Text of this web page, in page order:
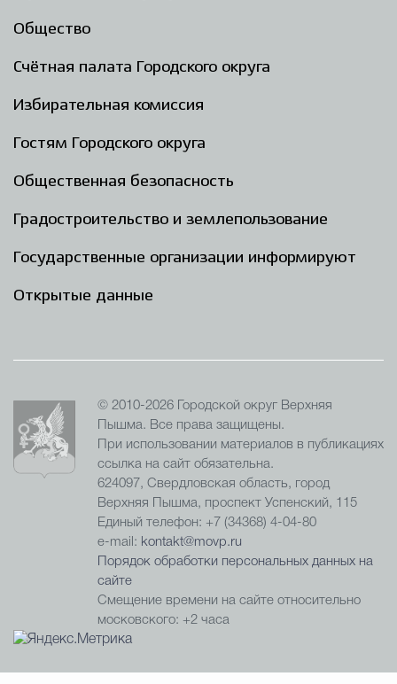
Общество
Счётная палата Городского округа
Избирательная комиссия
Гостям Городского округа
Общественная безопасность
Градостроительство и землепользование
Государственные организации информируют
Открытые данные
© 2010-2026 Городской округ Верхняя
Пышма. Все права защищены.
При использовании материалов в публикациях
ссылка на сайт обязательна.
624097, Свердловская область, город
Верхняя Пышма, проспект Успенский, 115
Единый телефон: +7 (34368) 4-04-80
e-mail: kontakt@movp.ru
Порядок обработки персональных данных на
сайте
Смещение времени на сайте относительно
московского: +2 часа